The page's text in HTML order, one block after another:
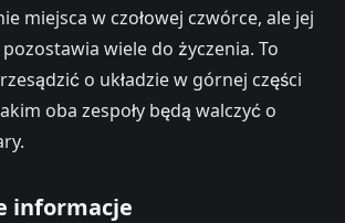
miejsca w czołowej czwórce, ale jej
wiele do życzenia. To
o układzie w górnej części
oba zespoły będą walczyć o
informacje